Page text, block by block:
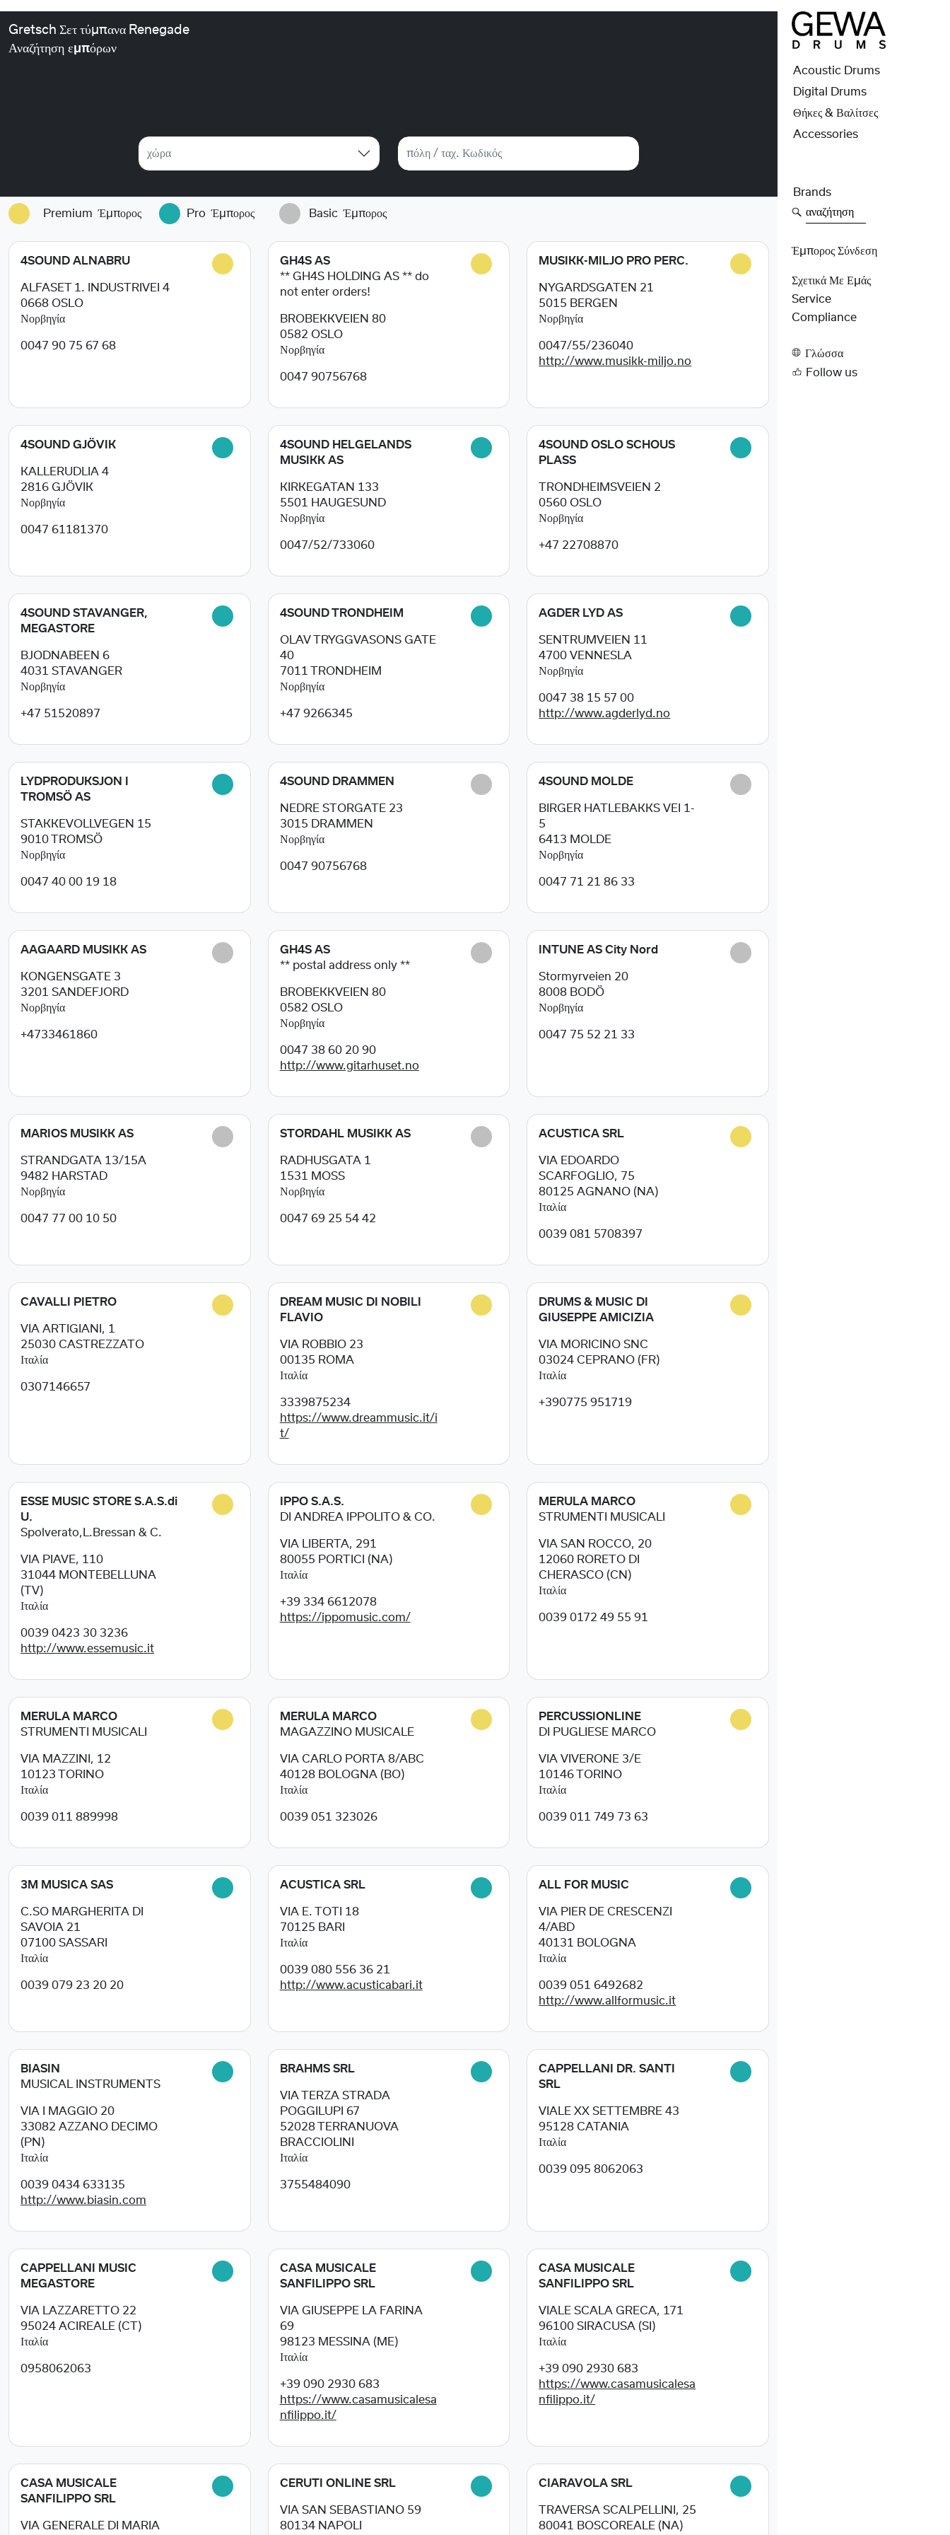
Gretsch Σετ τύμπανα Renegade
Αναζήτηση εμπόρων
χώρα
Premium Έμπορος Pro Έμπορος Basic Έμπορος
4SOUND ALNABRU
ALFASET 1. INDUSTRIVEI 4
0668 OSLO
Νορβηγία
0047 90 75 67 68
GH4S AS
** GH4S HOLDING AS ** do
not enter orders!
BROBEKKVEIEN 80
0582 OSLO
Νορβηγία
0047 90756768
MUSIKK-MILJO PRO PERC.
NYGARDSGATEN 21
5015 BERGEN
Νορβηγία
0047/55/236040
http://www.musikk-miljo.no
4SOUND GJÖVIK
KALLERUDLIA 4
2816 GJÖVIK
Νορβηγία
0047 61181370
4SOUND HELGELANDS
MUSIKK AS
KIRKEGATAN 133
5501
HAUGESUND
Νορβηγία
0047/52/733060
4SOUND OSLO SCHOUS
PLASS
TRONDHEIMSVEIEN 2
0560 OSLO
Νορβηγία
+47 22708870
4SOUND STAVANGER,
MEGASTORE
BJODNABEEN 6
4031 STAVANGER
Νορβηγία
+47 51520897
4SOUND TRONDHEIM
OLAV TRYGGVASONS GATE
40
7011
TRONDHEIM
Νορβηγία
+47 9266345
AGDER LYD AS
SENTRUMVEIEN 11
4700VENNESLA
Νορβηγία
0047 38 15 57 00
http://www.agderlyd.no
LYDPRODUKSJON I
TROMSÖ AS
STAKKEVOLLVEGEN 15
9010
TROMSÖ
Νορβηγία
0047 40 00 19 18
4SOUND DRAMMEN
NEDRE STORGATE 23
3015
DRAMMEN
Νορβηγία
0047 90756768
4SOUND MOLDE
BIRGER HATLEBAKKS VEI 1-
5
6413 MOLDE
Νορβηγία
0047 71 21 86 33
AAGAARD MUSIKK AS
KONGENSGATE 3
3201 SANDEFJORD
Νορβηγία
+4733461860
GH4S AS
** postal address only **
BROBEKKVEIEN 80
0582 OSLO
Νορβηγία
0047 38 60 20 90
http://www.gitarhuset.no
INTUNE AS City Nord
Stormyrveien 20
8008 BODÖ
Νορβηγία
0047 75 52 21 33
MARIOS MUSIKK AS
STRANDGATA 13/15A
9482 HARSTAD
Νορβηγία
0047 77 00 10 50
STORDAHL MUSIKK AS
RADHUSGATA 1
1531
MOSS
Νορβηγία
0047 69 25 54 42
ACUSTICA SRL
VIA EDOARDO
SCARFOGLIO, 75
80125AGNANO (NA)
Ιταλία
0039 081 5708397
CAVALLI PIETRO
VIA ARTIGIANI, 1
25030 CASTREZZATO
Ιταλία
0307146657
DREAM MUSIC DI NOBILI
FLAVIO
VIA ROBBIO 23
00135 ROMA
Ιταλία
3339875234
https://www.dreammusic.it/i
t/
DRUMS & MUSIC DI
GIUSEPPE AMICIZIA
VIA MORICINO SNC
03024 CEPRANO (FR)
Ιταλία
+390775 951719
ESSE MUSIC STORE S.A.S.di
U.
Spolverato,L.Bressan & C.
VIA PIAVE, 110
31044 MONTEBELLUNA
(TV)
Ιταλία
0039 0423 30 3236
http://www.essemusic.it
IPPO S.A.S.
DI ANDREA IPPOLITO & CO.
VIA LIBERTA, 291
80055 PORTICI (NA)
Ιταλία
+39 334 6612078
https://ippomusic.com/
MERULA MARCO
STRUMENTI MUSICALI
VIA SAN ROCCO, 20
12060 RORETO DI
CHERASCO (CN)
Ιταλία
0039 0172 49 55 91
MERULA MARCO
STRUMENTI MUSICALI
VIA MAZZINI, 12
10123
TORINO
Ιταλία
0039 011 889998
MERULA MARCO
MAGAZZINO MUSICALE
VIA CARLO PORTA 8/ABC
40128 BOLOGNA (BO)
Ιταλία
0039 051 323026
PERCUSSIONLINE
DI PUGLIESE MARCO
VIA VIVERONE 3/E
10146
TORINO
Ιταλία
0039 011 749 73 63
3M MUSICA SAS
C.SO MARGHERITA DI
SAVOIA 21
07100 SASSARI
Ιταλία
0039 079 23 20 20
ACUSTICA SRL
VIA E. TOTI 18
70125 BARI
Ιταλία
0039 080 556 36 21
http://www.acusticabari.it
ALL FOR MUSIC
VIA PIER DE CRESCENZI
4/ABD
40131
BOLOGNA
Ιταλία
0039 051 6492682
http://www.allformusic.it
BIASIN
MUSICAL INSTRUMENTS
VIA I MAGGIO 20
33082 AZZANO DECIMO
(PN)
Ιταλία
0039 0434 633135
http://www.biasin.com
BRAHMS SRL
VIA TERZA STRADA
POGGILUPI 67
52028
TERRANUOVA
BRACCIOLINI
Ιταλία
3755484090
CAPPELLANI DR. SANTI
SRL
VIALE XX SETTEMBRE 43
95128 CATANIA
Ιταλία
0039 095 8062063
CAPPELLANI MUSIC
MEGASTORE
VIA LAZZARETTO 22
95024 ACIREALE (CT)
Ιταλία
0958062063
CASA MUSICALE
SANFILIPPO SRL
VIA GIUSEPPE LA FARINA
69
98123 MESSINA (ME)
Ιταλία
+39 090 2930 683
https://www.casamusicalesa
nfilippo.it/
CASA MUSICALE
SANFILIPPO SRL
VIALE SCALA GRECA, 171
96100SIRACUSA (SI)
Ιταλία
+39 090 2930 683
https://www.casamusicalesa
nfilippo.it/
CASA MUSICALE
SANFILIPPO SRL
VIA GENERALE DI MARIA
CERUTI ONLINE SRL
VIA SAN SEBASTIANO 59
80134 NAPOLI
CIARAVOLA SRL
TRAVERSA SCALPELLINI, 25
80041
BOSCOREALE (NA)
Acoustic Drums
Digital Drums
Θήκες & Βαλίτσες
Accessories
Brands
αναζήτηση
Έμπορος Σύνδεση
Σχετικά Με Εμάς
Service
Compliance
Γλώσσα
Follow us